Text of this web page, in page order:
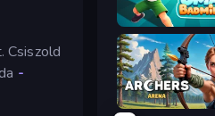
Csiszold
-
Smash Badminton
Archers Arena